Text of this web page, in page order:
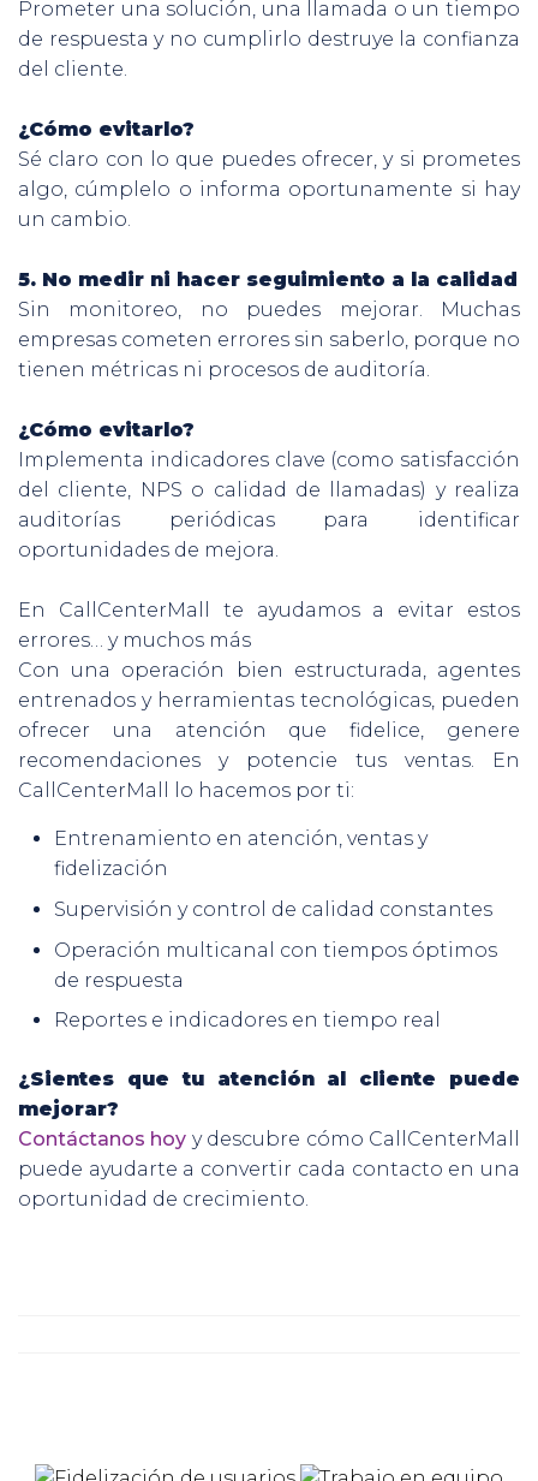
Prometer una solución, una llamada o un tiempo
de respuesta y no cumplirlo destruye la confianza
del cliente.
¿Cómo evitarlo?
Sé claro con lo que puedes ofrecer, y si prometes
algo, cúmplelo o informa oportunamente si hay
un cambio.
5. No medir ni hacer seguimiento a la calidad
Sin monitoreo, no puedes mejorar. Muchas
empresas cometen errores sin saberlo, porque no
tienen métricas ni procesos de auditoría.
¿Cómo evitarlo?
Implementa indicadores clave (como satisfacción
del cliente, NPS o calidad de llamadas) y realiza
auditorías periódicas para identificar
oportunidades de mejora.
En CallCenterMall te ayudamos a evitar estos
errores… y muchos más
Con una operación bien estructurada, agentes
entrenados y herramientas tecnológicas, pueden
ofrecer una atención que fidelice, genere
recomendaciones y potencie tus ventas. En
CallCenterMall lo hacemos por ti:
Entrenamiento en atención, ventas y
fidelización
Supervisión y control de calidad constantes
Operación multicanal con tiempos óptimos
de respuesta
Reportes e indicadores en tiempo real
¿Sientes que tu atención al cliente puede
mejorar?
Contáctanos hoy y descubre cómo CallCenterMall
puede ayudarte a convertir cada contacto en una
oportunidad de crecimiento.